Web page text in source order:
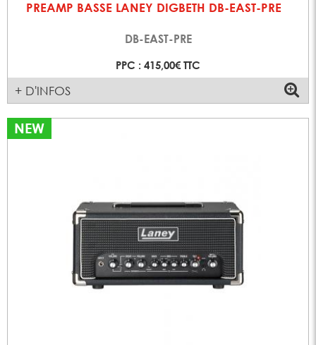
PREAMP BASSE LANEY DIGBETH DB-EAST-PRE
DB-EAST-PRE
PPC : 415,00€ TTC
+ D'INFOS
NEW